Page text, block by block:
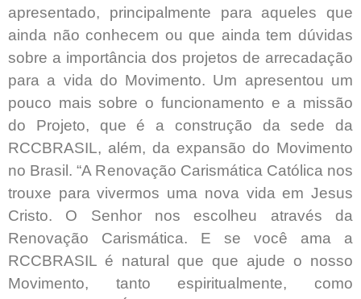
apresentado, principalmente para aqueles que
ainda não conhecem ou que ainda tem dúvidas
sobre a importância dos projetos de arrecadação
para a vida do Movimento. Um apresentou um
pouco mais sobre o funcionamento e a missão
do Projeto, que é a construção da sede da
RCCBRASIL, além, da expansão do Movimento
no Brasil. “A Renovação Carismática Católica nos
trouxe para vivermos uma nova vida em Jesus
Cristo. O Senhor nos escolheu através da
Renovação Carismática. E se você ama a
RCCBRASIL é natural que que ajude o nosso
Movimento, tanto espiritualmente, como